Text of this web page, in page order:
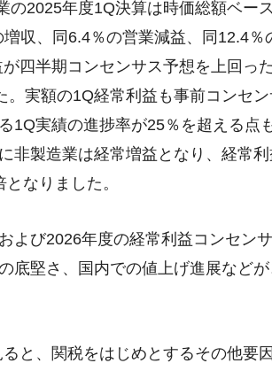
の2025年度1Q決算は時価総額ベー
収、同6.4％の営業減益、同12.4
四半期コンセンサス予想を上回っ
。実額の1Q経常利益も事前コンセ
1Q実績の進捗率が25％を超える点
非製造業は経常増益となり、経常
なりました。
よび2026年度の経常利益コンセン
底堅さ、国内での値上げ進展など
と、関税をはじめとするその他要